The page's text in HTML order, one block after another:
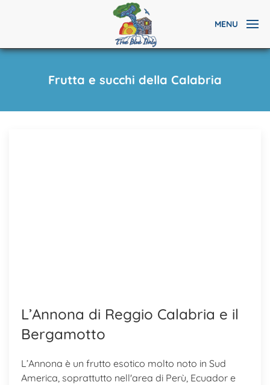
MENU
Frutta e succhi della Calabria
L’Annona di Reggio Calabria e il
Bergamotto
L’Annona è un frutto esotico molto noto in Sud
America, soprattutto nell'area di Perù, Ecuador e